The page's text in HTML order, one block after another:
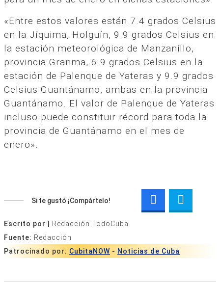
«Entre estos valores están 7.4 grados Celsius
en la Jíquima, Holguín, 9.9 grados Celsius en
la estación meteorológica de Manzanillo,
provincia Granma, 6.9 grados Celsius en la
estación de Palenque de Yateras y 9.9 grados
Celsius Guantánamo, ambas en la provincia
Guantánamo. El valor de Palenque de Yateras
incluso puede constituir récord para toda la
provincia de Guantánamo en el mes de
enero».
Si te gustó ¡Compártelo!
Escrito por |
Redacción TodoCuba
Fuente: Redacción
Patrocinado por: CubitaNOW - Noticias de Cuba